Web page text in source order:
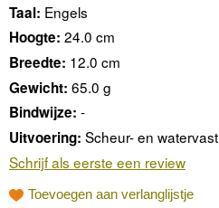
Taal: Engels
Hoogte: 24.0 cm
Breedte: 12.0 cm
Gewicht: 65.0 g
Bindwijze: -
Uitvoering: Scheur- en watervast
Schrijf als eerste een review
Toevoegen aan verlanglijstje